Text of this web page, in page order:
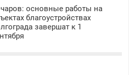
Реконструкция ЦПКиО
Парк Героев-летчиков
основные работы на
благоустройствах
завершат к 1